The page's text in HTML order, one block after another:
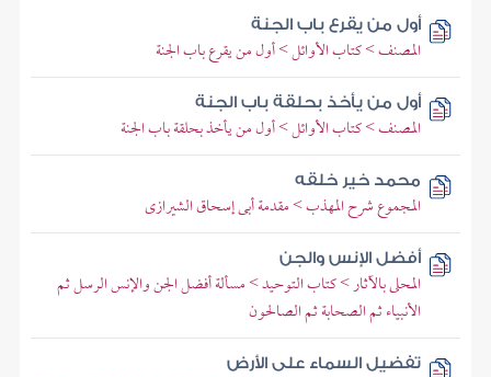
أول من يقرع باب الجنة
المصنف > كتاب الأوائل > أول من يقرع باب الجنة
أول من يأخذ بحلقة باب الجنة
المصنف > كتاب الأوائل > أول من يأخذ بحلقة باب الجنة
محمد خير خلقه
المجموع شرح المهذب > مقدمة أبى إسحاق الشيرازى
أفضل الإنس والجن
المحلى بالآثار > كتاب التوحيد > مسألة أفضل الجن والإنس الرسل ثم
الأنبياء ثم الصحابة ثم الصالحون
تفضيل السماء على الأرض